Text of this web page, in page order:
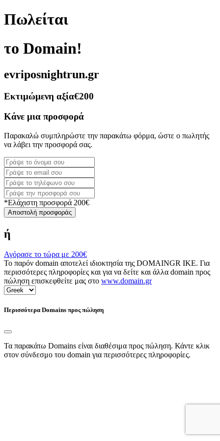
Πωλείται
το Domain!
evriposnightrun.gr
Εκτιμώμενη αξία€200
Κάνε μια προσφορά
Παρακαλώ συμπληρώστε την παρακάτω φόρμα, ώστε ο πωλητής
να λάβει την προσφορά σας.
*Ελάχιστη προσφορά 200€
Αποστολή προσφοράς
ή
Αγόρασε το τώρα με 200€
Το παρόν domain αποτελεί ιδιοκτησία της DOMAINGR ΙΚΕ. Για
περισσότερες πληροφορίες και για να δείτε και άλλα domain προς
πώληση επισκεφθείτε μας στο www.domain.gr
Περισσότερα Domains προς πώληση
Τα παρακάτω Domains είναι διαθέσιμα προς πώληση. Κάντε κλικ
στον σύνδεσμο του domain για περισσότερες πληροφορίες.